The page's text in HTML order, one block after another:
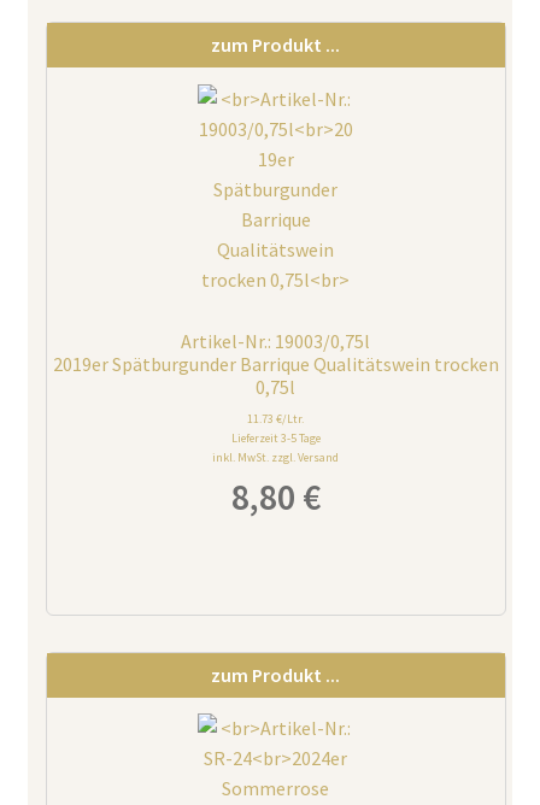
Artikel-Nr.: 19003/0,75l
2019er Spätburgunder Barrique Qualitätswein trocken
0,75l
11.73 €/Ltr.
Lieferzeit 3-5 Tage
inkl. MwSt. zzgl. Versand
8,80 €
zum Produkt ...
zum Produkt ...